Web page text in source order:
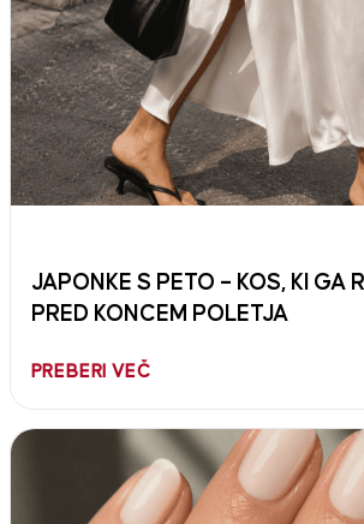
JAPONKE S PETO – KOS, KI GA
PRED KONCEM POLETJA
PREBERI VEČ